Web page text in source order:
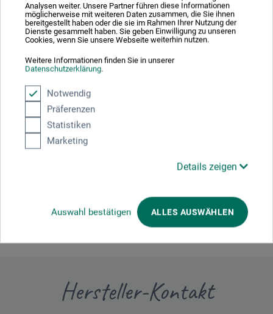
Analysen weiter. Unsere Partner führen diese Informationen
möglicherweise mit weiteren Daten zusammen, die Sie ihnen
bereitgestellt haben oder die sie im Rahmen Ihrer Nutzung der
Dienste gesammelt haben. Sie geben Einwilligung zu unseren
Cookies, wenn Sie unsere Webseite weiterhin nutzen.
Weitere Informationen finden Sie in unserer
Datenschutzerklärung.
Notwendig
Präferenzen
Statistiken
Marketing
Details zeigen
Auswahl bestätigen ALLES AUSWÄHLEN
Kann Farbe beigemischt werden, um eine noch dickere
Konsistenz zu erhalten und vergrößert das Volumen der
Farbe, ohne dass der Farbton verändert wird. Das Gel
verlängert die Trocknungszeit deutlicher als andere Gele.
Produktbewertungen (0)
Schreiben Sie die erste Bewertung zu diesem Produkt
JETZT PRODUKT BEWERTEN
Hersteller-Kontakt